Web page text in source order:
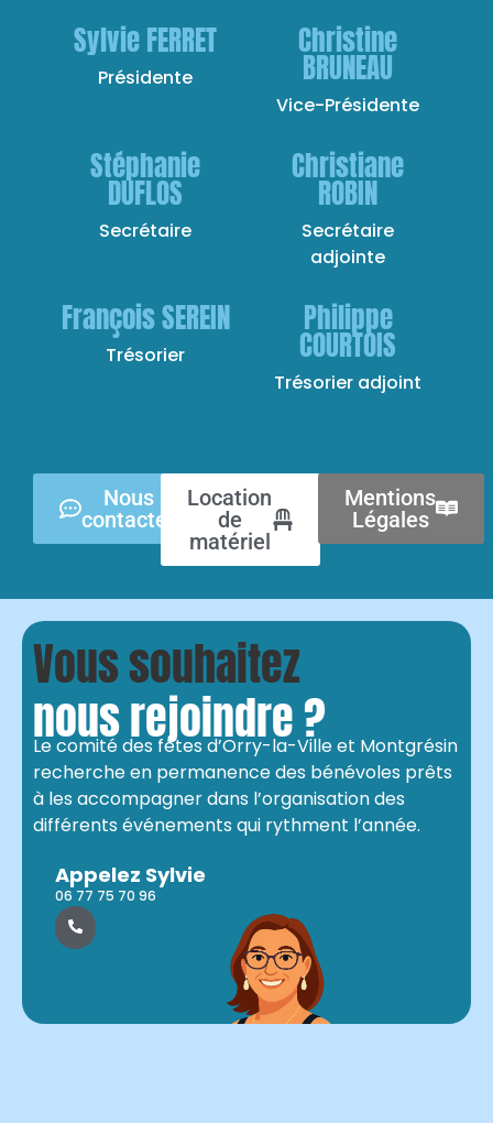
Sylvie FERRET
Présidente
Christine
BRUNEAU
Vice-Présidente
Stéphanie
DUFLOS
Secrétaire
Christiane
ROBIN
Secrétaire
adjointe
François SEREIN
Trésorier
Philippe
COURTOIS
Trésorier adjoint
Nous
contacter
Location
de
matériel
Mentions
Légales
Vous souhaitez
nous rejoindre ?
Le comité des fêtes d’Orry-la-Ville et Montgrésin
recherche en permanence des bénévoles prêts
à les accompagner dans l’organisation des
différents événements qui rythment l’année.
Appelez Sylvie
06 77 75 70 96